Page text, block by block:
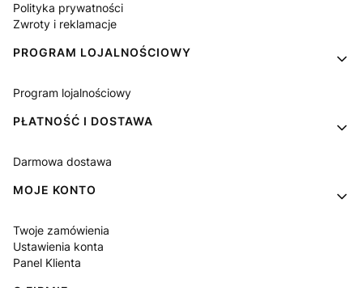
Polityka prywatności
Zwroty i reklamacje
PROGRAM LOJALNOŚCIOWY
Program lojalnościowy
PŁATNOŚĆ I DOSTAWA
Darmowa dostawa
MOJE KONTO
Twoje zamówienia
Ustawienia konta
Panel Klienta